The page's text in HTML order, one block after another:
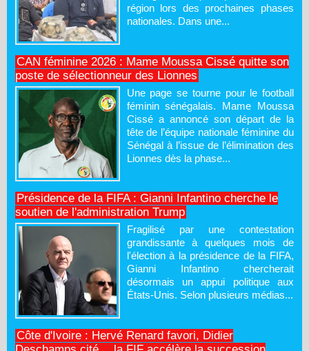
région lors des prochaines phases
nationales. Dans une...
CAN féminine 2026 : Mame Moussa Cissé quitte son
poste de sélectionneur des Lionnes
Une page se tourne pour le football
féminin sénégalais. Mame Moussa
Cissé a annoncé son départ de la
tête de l’équipe nationale féminine du
Sénégal à l’issue de l’élimination des
Lionnes dès la phase...
Présidence de la FIFA : Gianni Infantino cherche le
soutien de l'administration Trump
Fragilisé par une contestation
grandissante à quelques mois de
l'élection à la présidence de la FIFA,
Gianni Infantino chercherait
désormais un appui politique aux
États-Unis. Selon plusieurs médias...
Côte d'Ivoire : Hervé Renard favori, Didier